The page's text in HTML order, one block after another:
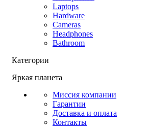
Laptops
Hardware
Cameras
Headphones
Bathroom
Категории
Яркая планета
Миссия компании
Гарантии
Доставка и оплата
Контакты